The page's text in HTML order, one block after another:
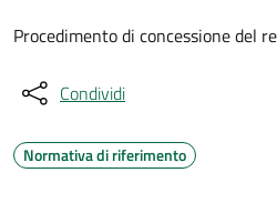
Procedimento di concessione del
Condividi
Normativa di riferimento